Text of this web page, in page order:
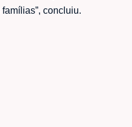
concluiu.